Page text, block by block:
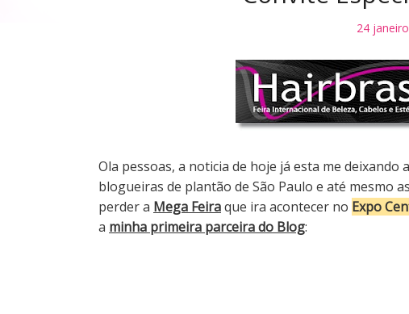
24
Ola pessoas, a noticia de hoje já esta me deixando
blogueiras de plantão de São Paulo e até mesmo
perder a Mega Feiraque ira acontecer no Expo
a minha primeira parceira do Blog: